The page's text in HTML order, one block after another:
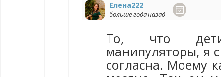
Елена222
больше года назад
То, что
манипуляторы, я
согласна. Моему